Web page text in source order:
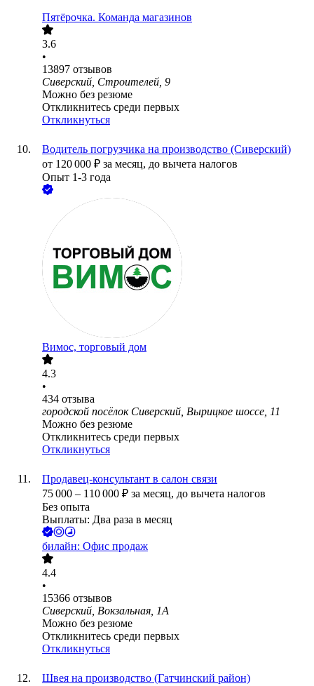
Пятёрочка. Команда магазинов
3.6
•
13897 отзывов
Сиверский, Строителей, 9
Можно без резюме
Откликнитесь среди первых
Откликнуться
Водитель погрузчика на производство (Сиверский)
от 120 000 ₽ за месяц, до вычета налогов
Опыт 1-3 года
Вимос, торговый дом
4.3
•
434 отзыва
городской посёлок Сиверский, Вырицкое шоссе, 11
Можно без резюме
Откликнитесь среди первых
Откликнуться
Продавец-консультант в салон связи
75 000 – 110 000 ₽ за месяц, до вычета налогов
Без опыта
Выплаты: Два раза в месяц
билайн: Офис продаж
4.4
•
15366 отзывов
Сиверский, Вокзальная, 1А
Можно без резюме
Откликнитесь среди первых
Откликнуться
Швея на производство (Гатчинский район)